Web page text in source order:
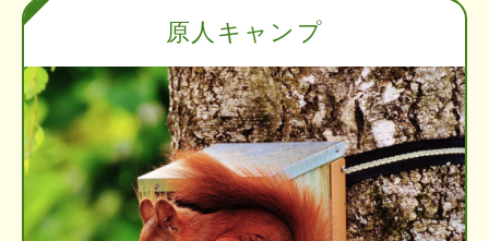
原人キャンプ